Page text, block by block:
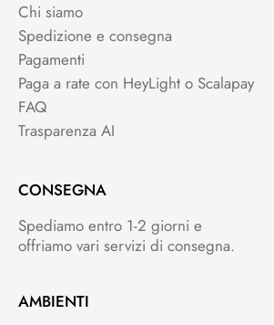
Chi siamo
Spedizione e consegna
Pagamenti
Paga a rate con HeyLight o Scalapay
FAQ
Trasparenza AI
CONSEGNA
Spediamo entro 1-2 giorni e
offriamo vari servizi di consegna.
AMBIENTI